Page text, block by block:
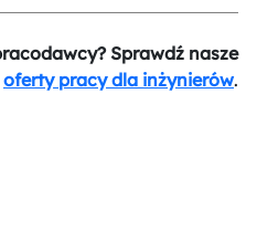
Sprawdź nasze
oferty pracy dla inżynierów.